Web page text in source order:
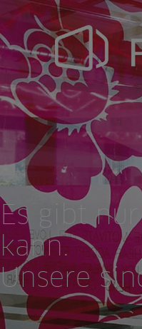
Navigation
überspringen
Es gibt
kann.
Unsere